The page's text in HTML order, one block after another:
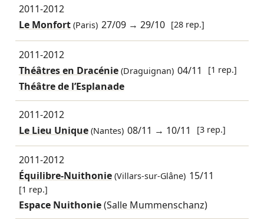
2011-2012
Le Monfort(Paris) 27/09 →29/10 [28 rep.]
2011-2012
Théâtres en Dracénie(Draguignan) 04/11 [1 rep.]
Théâtre de l’Esplanade
2011-2012
Le Lieu Unique(Nantes) 08/11 → 10/11 [3 rep.]
2011-2012
Équilibre-Nuithonie(Villars-sur-Glâne) 15/11
[1 rep.]
Espace Nuithonie(Salle Mummenschanz)